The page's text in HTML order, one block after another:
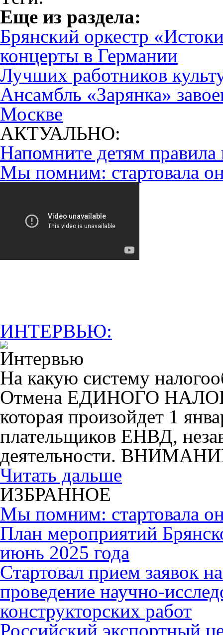
Eще из раздела:
Брянский оркестр
концерты в Германии
Лучших работников
Ансамбль «Зарянка»
Москве
АКТУАЛЬНО:
Напомните детям правила
Мы помним: стартовала
ИНТЕРВЬЮ:
На какую систему
Отмена ЕДИНОГО
которая произойдет 1
плательщиков ЕНВД,
деятельности.
Читать дальше
ИЗБРАННОЕ
Мы помним: стартовала
План мероприятий
июнь 2025 года
Cтартовал прием заявок
проведение научно-
конструкторских работ
Российский экспортный